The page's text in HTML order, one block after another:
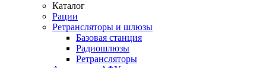
Каталог
Рации
Ретрансляторы и шлюзы
Базовая станция
Радиошлюзы
Ретрансляторы